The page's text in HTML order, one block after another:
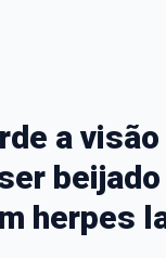
a visão
herpes